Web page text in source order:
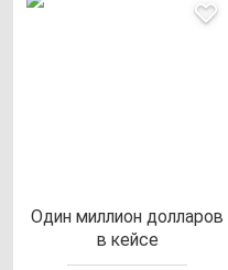
Один мил­ли­он дол­ла­ров
в кей­се